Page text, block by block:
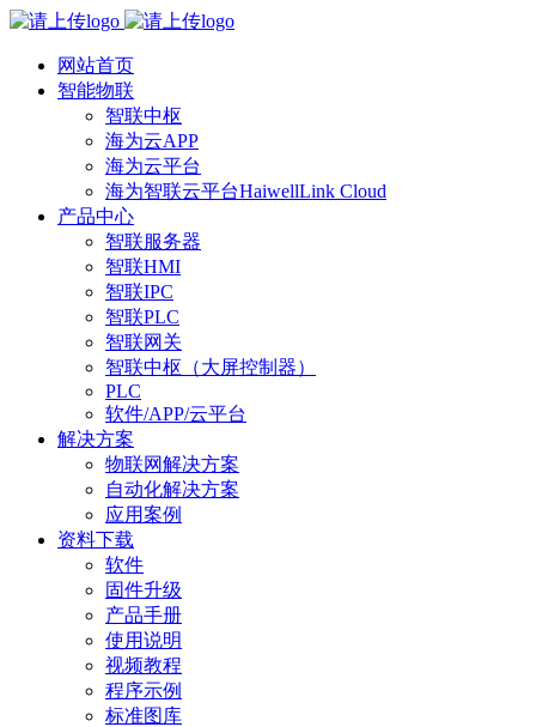
网站首页
智能物联
智联中枢
海为云APP
海为云平台
海为智联云平台HaiwellLink Cloud
产品中心
智联服务器
智联HMI
智联IPC
智联PLC
智联网关
智联中枢（大屏控制器）
PLC
软件/APP/云平台
解决方案
物联网解决方案
自动化解决方案
应用案例
资料下载
软件
固件升级
产品手册
使用说明
视频教程
程序示例
标准图库